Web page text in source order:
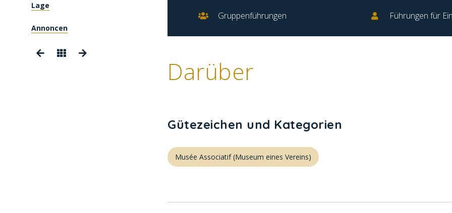
Lage
Annoncen
Gruppenführungen Führungen für
Darüber
Gütezeichen und Kategorien
Musée Associatif (Museum eines Vereins)